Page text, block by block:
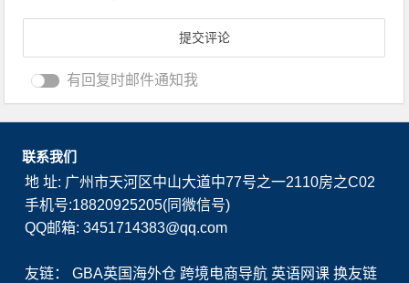
有回复时邮件通知我
联系我们
地 址: 广州市天河区中山大道中77号之一2110房之C02
手机号:18820925205(同微信号)
QQ邮箱: 3451714383@qq.com
友链：GBA英国海外仓 跨境电商导航 英语网课 换友链